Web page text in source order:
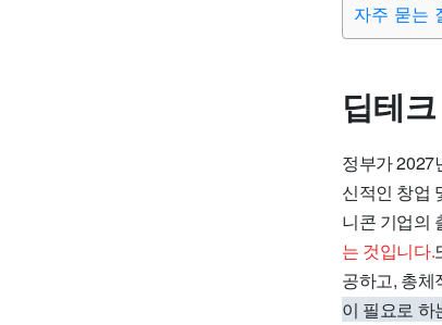
자주 묻는
딥테
정부가 2027
신적인 창업
니콘 기업의
는 것입니다.
공하고, 총체
이 필요로 하